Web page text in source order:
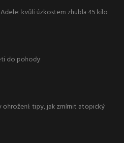
kvůli úzkostem zhubla 45 kilo
do pohody
ohrožení: tipy, jak zmírnit atopický